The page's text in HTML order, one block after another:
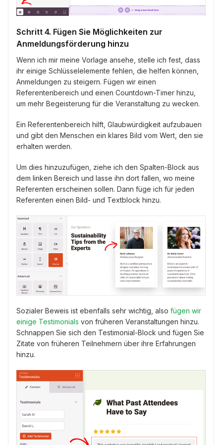
Schritt 4. Fügen Sie Möglichkeiten zur
Anmeldungsförderung hinzu
Wenn ich mir meine Vorlage ansehe, stelle ich fest, dass
ihr einige Schlüsselelemente fehlen, die helfen können,
Anmeldungen zu steigern. Fügen wir einen
Referentenbereich und einen Countdown-Timer hinzu,
um mehr Begeisterung für die Veranstaltung zu wecken.
Ein Referentenbereich hilft, Glaubwürdigkeit aufzubauen
und gibt den Menschen ein klares Bild vom Wert, den sie
erhalten werden.
Um dies hinzuzufügen, ziehe ich den Spalten-Block aus
dem linken Bereich und lasse ihn dort fallen, wo meine
Referenten erscheinen sollen. Dann füge ich für jeden
Referenten einen Bild- und Textblock hinzu.
Sozialer Beweis ist ebenfalls sehr wichtig, also fügen wir
einige Testimonials von früheren Veranstaltungen hinzu.
Schnappen Sie sich den Testimonial-Block und fügen Sie
Zitate von früheren Teilnehmern über ihre Erfahrungen
hinzu.